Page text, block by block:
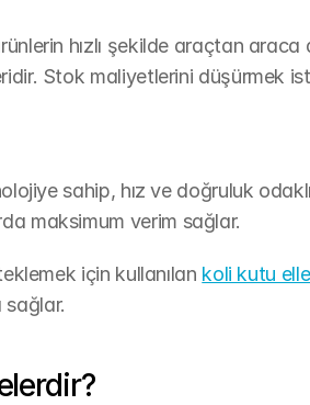
hızlı şekilde araçtan araca
Stok maliyetlerini düşürmek
sahip, hız ve doğruluk
maksimum verim sağlar.
için kullanılan koli kutu
sağlar.